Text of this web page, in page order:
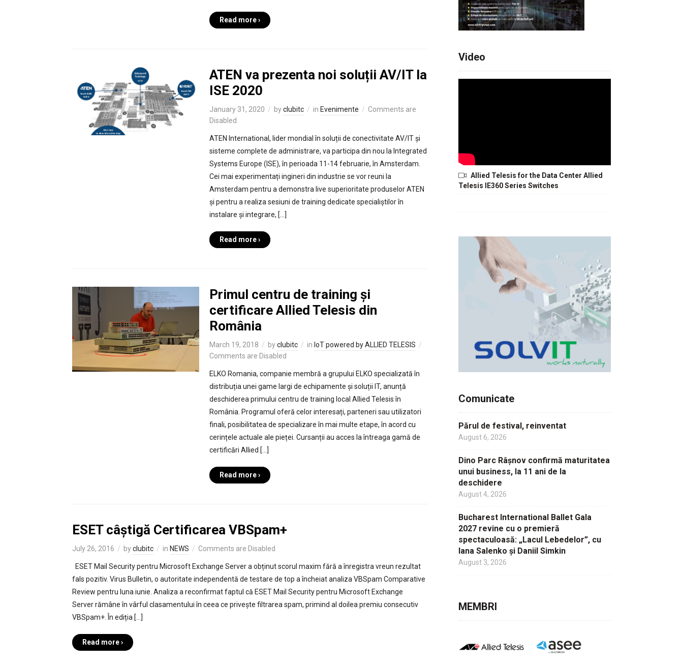
Read more ›
ATEN va prezenta noi soluții AV/IT la
ISE 2020
January 31, 2020 byclubitc in Evenimente
Comments are
Disabled
ATEN International, lider mondial în soluții de conectivitate AV/IT și
sisteme complete de administrare, va participa din nou la Integrated
Systems Europe (ISE), în perioada 11-14 februarie, în Amsterdam.
Cei mai experimentați ingineri din industrie se vor reuni la
Amsterdam pentru a demonstra live superioritate produselor ATEN
și pentru a realiza sesiuni de training dedicate specialiștilor în
instalare și integrare, […]
Read more ›
Primul centru de training și
certificare Allied Telesis din
România
March 19, 2018 byclubitc in IoT powered by ALLIED TELESIS
Comments are Disabled
ELKO Romania, companie membră a grupului ELKO specializată în
distribuția unei game largi de echipamente și soluții IT, anunță
deschiderea primului centru de training local Allied Telesis în
România. Programul oferă celor interesați, parteneri sau utilizatori
finali, posibilitatea de specializare în mai multe etape, în acord cu
cerințele actuale ale pieței. Cursanții au acces la întreaga gamă de
certificări Allied […]
Read more ›
ESET câștigă Certificarea VBSpam+
July 26, 2016 byclubitc in NEWS Comments are Disabled
ESET Mail Security pentru Microsoft Exchange Server a obținut scorul maxim fără a înregistra vreun rezultat
fals pozitiv. Virus Bulletin, o autoritate independentă de testare de top a încheiat analiza VBSpam Comparative
Review pentru luna iunie. Analiza a reconfirmat faptul că ESET Mail Security pentru Microsoft Exchange
Server rămâne în vârful clasamentului în ceea ce privește filtrarea spam, primind al doilea premiu consecutiv
VBSpam+. În ediția […]
Read more ›
Video
Allied Telesis for the Data Center Allied
Telesis IE360 Series Switches
Comunicate
Părul de festival, reinventat
August 6, 2026
Dino Parc Râșnov confirmă maturitatea
unui business, la 11 ani de la
deschidere
August 4, 2026
Bucharest International Ballet Gala
2027 revine cu o premieră
spectaculoasă: „Lacul Lebedelor”, cu
Iana Salenko și Daniil Simkin
August 3, 2026
MEMBRI